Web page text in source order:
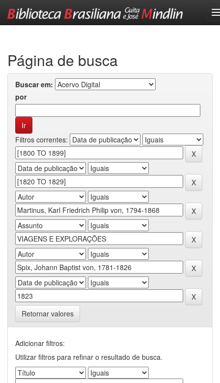
Página de busca
Buscar em:
por
Filtros correntes:
Retornar valores
Adicionar filtros:
Utilizar filtros para refinar o resultado de busca.